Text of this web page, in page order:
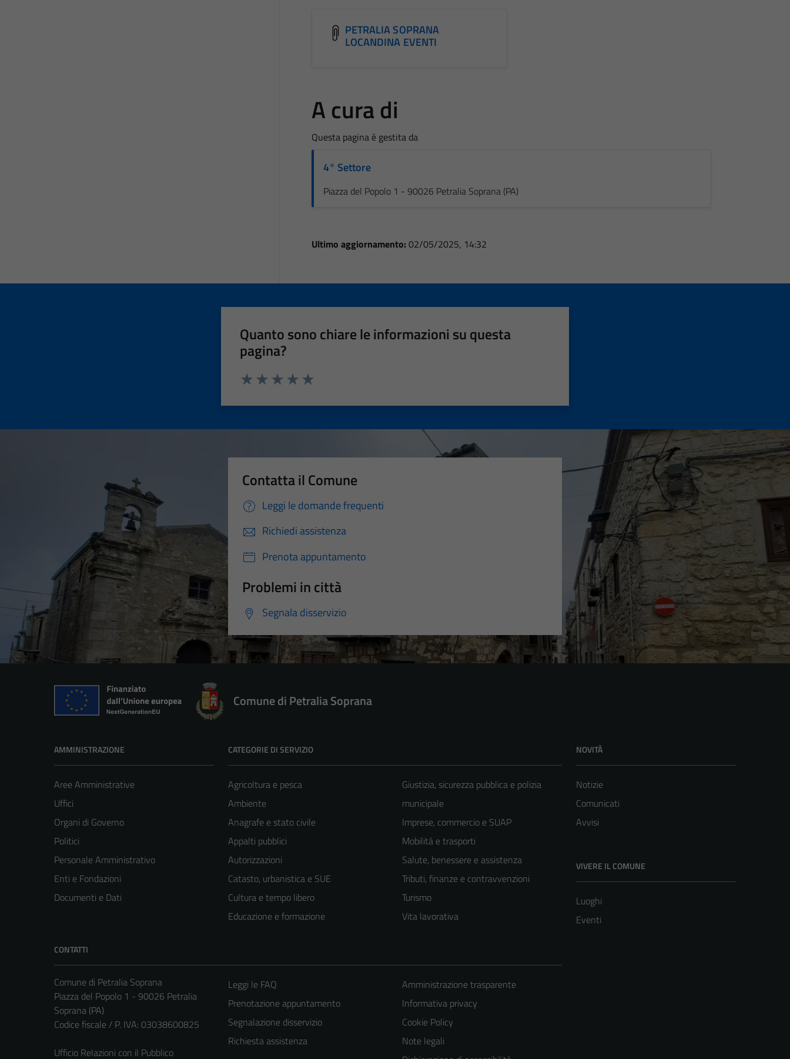
PETRALIA SOPRANA
LOCANDINA EVENTI
A cura di
Questa pagina è gestita da
4° Settore
Piazza del Popolo 1 - 90026 Petralia Soprana (PA)
Ultimo aggiornamento: 02/05/2025, 14:32
Quanto sono chiare le informazioni su questa
pagina?
Contatta il Comune
Leggi le domande frequenti
Richiedi assistenza
Prenota appuntamento
Problemi in città
Segnala disservizio
Comune di Petralia Soprana
AMMINISTRAZIONE
Aree Amministrative
Uffici
Organi di Governo
Politici
Personale Amministrativo
Enti e Fondazioni
Documenti e Dati
CATEGORIE DI SERVIZIO
Agricoltura e pesca
Ambiente
Anagrafe e stato civile
Appalti pubblici
Autorizzazioni
Catasto, urbanistica e SUE
Cultura e tempo libero
Educazione e formazione
Giustizia, sicurezza pubblica e polizia
municipale
Imprese, commercio e SUAP
Mobilità e trasporti
Salute, benessere e assistenza
Tributi, finanze e contravvenzioni
Turismo
Vita lavorativa
NOVITÀ
Notizie
Comunicati
Avvisi
VIVERE IL COMUNE
Luoghi
Eventi
CONTATTI
Comune di Petralia Soprana
Piazza del Popolo 1 - 90026 Petralia
Soprana (PA)
Codice fiscale / P. IVA: 03038600825
Ufficio Relazioni con il Pubblico
Leggi le FAQ
Prenotazione appuntamento
Segnalazione disservizio
Richiesta assistenza
Amministrazione trasparente
Informativa privacy
Cookie Policy
Note legali